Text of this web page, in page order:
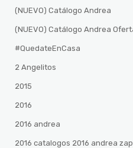
(NUEVO) Catálogo Andrea
(NUEVO) Catálogo Andrea
#QuedateEnCasa
2 Angelitos
2015
2016
2016 andrea
2016 catalogos 2016 andrea